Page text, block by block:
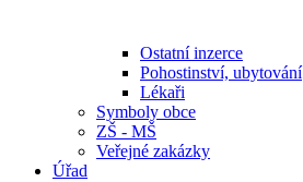
Ostatní inzerce
Pohostinství, ubytování
Lékaři
Symboly obce
ZŠ - MŠ
Veřejné zakázky
Úřad